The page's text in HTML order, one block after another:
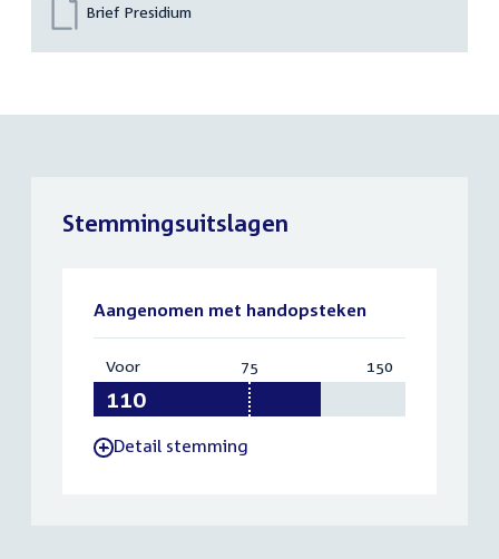
Brief Presidium
Stemmingsuitslagen
Aangenomen met handopsteken
Voor:
110
75 150
-Detail stemming